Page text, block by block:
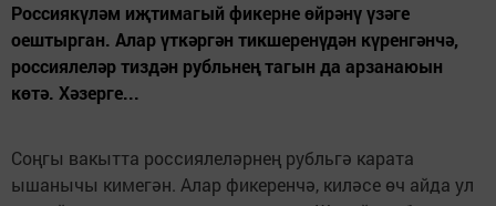
Россиякүләм иҗтимагый фикерне өйрәнү үзәге
оештырган. Алар үткәргән тикшеренүдән күренгәнчә,
россиялеләр тиздән рубльнең тагын да арзанаюын
көтә. Хәзерге...
Соңгы вакытта россиялеләрнең рубльгә карата
ышанычы кимегән. Алар фикеренчә, киләсе өч айда ул